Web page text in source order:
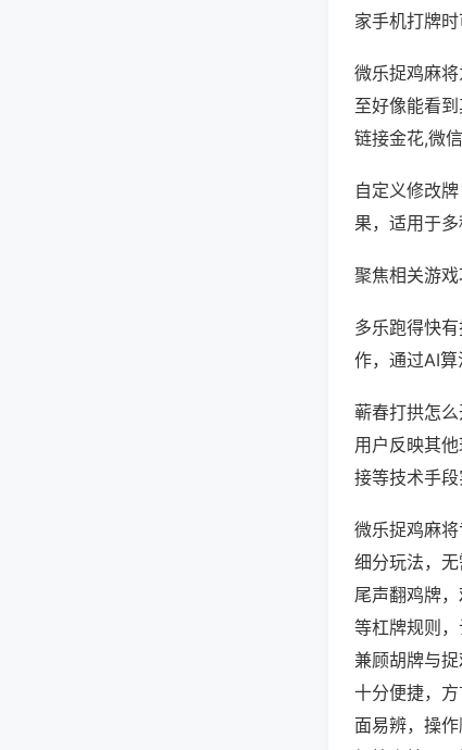
家手机打牌
微乐捉鸡麻
至好像能看
链接金花,微
自定义修改
果，适用于
聚焦相关游戏
多乐跑得快
作，通过AI算
蕲春打拱怎么
用户反映其
接等技术手段
微乐捉鸡麻
细分玩法，
尾声翻鸡牌
等杠牌规则
兼顾胡牌与
十分便捷，
面易辨，操